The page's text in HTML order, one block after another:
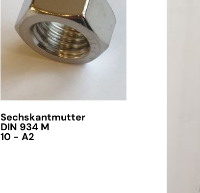
Sechskantmutter
DIN 934 M
10 - A2